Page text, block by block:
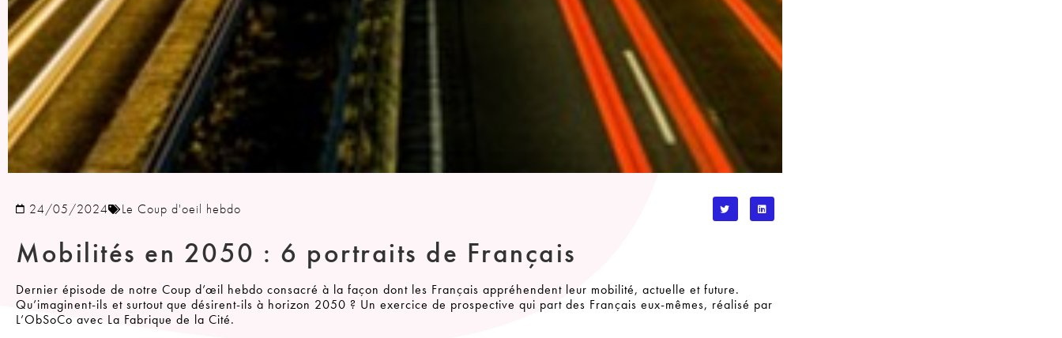
24/05/2024 Le Coup d'oeil hebdo
Mobilités en 2050 : 6 portraits de Français
Dernier épisode de notre Coup d’œil hebdo consacré à la façon dont les Français appréhendent leur mobilité, actuelle et future.
Qu’imaginent-ils et surtout que désirent-ils à horizon 2050 ? Un exercice de prospective qui part des Français eux-mêmes, réalisé par
L’ObSoCo avec La Fabrique de la Cité.